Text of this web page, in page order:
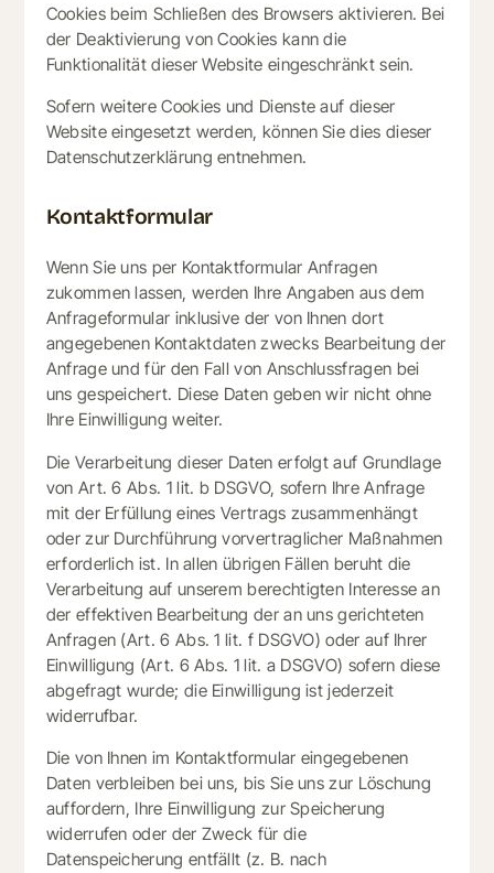
Cookies beim Schließen des Browsers aktivieren. Bei
der Deaktivierung von Cookies kann die
Funktionalität dieser Website eingeschränkt sein.
Sofern weitere Cookies und Dienste auf dieser
Website eingesetzt werden, können Sie dies dieser
Datenschutzerklärung entnehmen.
Kontaktformular
Wenn Sie uns per Kontaktformular Anfragen
zukommen lassen, werden Ihre Angaben aus dem
Anfrageformular inklusive der von Ihnen dort
angegebenen Kontaktdaten zwecks Bearbeitung der
Anfrage und für den Fall von Anschlussfragen bei
uns gespeichert. Diese Daten geben wir nicht ohne
Ihre Einwilligung weiter.
Die Verarbeitung dieser Daten erfolgt auf Grundlage
von Art. 6 Abs. 1 lit. b DSGVO, sofern Ihre Anfrage
mit der Erfüllung eines Vertrags zusammenhängt
oder zur Durchführung vorvertraglicher Maßnahmen
erforderlich ist. In allen übrigen Fällen beruht die
Verarbeitung auf unserem berechtigten Interesse an
der effektiven Bearbeitung der an uns gerichteten
Anfragen (Art. 6 Abs. 1 lit. f DSGVO) oder auf Ihrer
Einwilligung (Art. 6 Abs. 1 lit. a DSGVO) sofern diese
abgefragt wurde; die Einwilligung ist jederzeit
widerrufbar.
Die von Ihnen im Kontaktformular eingegebenen
Daten verbleiben bei uns, bis Sie uns zur Löschung
auffordern, Ihre Einwilligung zur Speicherung
widerrufen oder der Zweck für die
Datenspeicherung entfällt (z. B. nach